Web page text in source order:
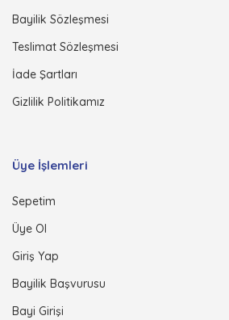
Bayilik Sözleşmesi
Teslimat Sözleşmesi
İade Şartları
Gizlilik Politikamız
Üye İşlemleri
Sepetim
Üye Ol
Giriş Yap
Bayilik Başvurusu
Bayi Girişi